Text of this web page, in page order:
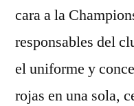
cara a la
responsables del
el uniforme y
rojas en una sola,